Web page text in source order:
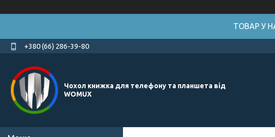
ТОВАР У
+380 (66) 286-39-80
Чохол книжка для телефону та планшета від
WOMUX